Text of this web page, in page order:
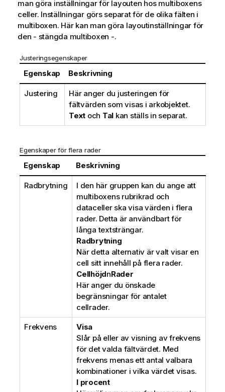
man göra inställningar för layouten hos multiboxens
celler. Inställningar görs separat för de olika fälten i
multiboxen. Här kan man göra layoutinställningar för
den - stängda multiboxen -.
Justeringsegenskaper
Egenskap Beskrivning
Justering
Här anger du justeringen för
fältvärden som visas i arkobjektet.
Text och Tal kan ställs in separat.
Egenskaper för flera rader
Egenskap Beskrivning
Radbrytning
I den här gruppen kan du ange att
multiboxens rubrikrad och
dataceller ska visa värden i flera
rader. Detta är användbart för
långa textsträngar.
Radbrytning
När detta alternativ är valt visar en
cell sitt innehåll på flera rader.
CellhöjdnRader
Här anger du önskade
begränsningar för antalet
cellrader.
Frekvens
Visa
Slår på eller av visning av frekvens
för det valda fältvärdet. Med
frekvens menas ett antal valbara
kombinationer i vilka värdet visas.
I procent